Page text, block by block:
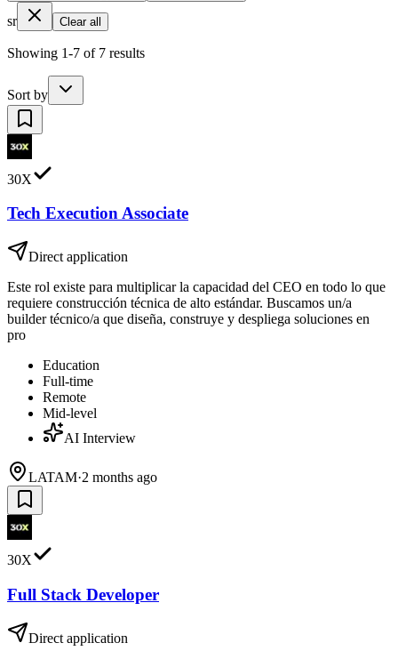
sr Clear all
Showing 1-7 of 7 results
Sort by
30X
Tech Execution Associate
Direct application
Este rol existe para multiplicar la capacidad del CEO en todo lo que
requiere construcción técnica de alto estándar. Buscamos un/a
builder técnico/a que diseña, construye y despliega soluciones en
pro
Education
Full-time
Remote
Mid-level
AI Interview
LATAM·2 months ago
30X
Full Stack Developer
Direct application